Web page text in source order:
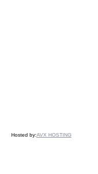
Hosted by:AVX HOSTING